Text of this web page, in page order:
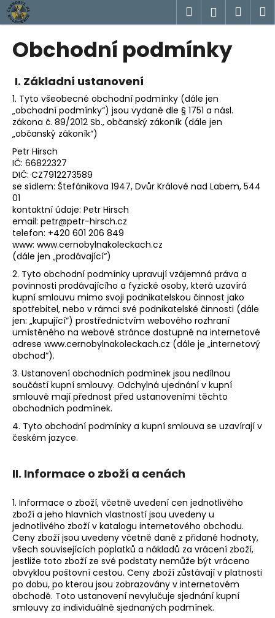
Přejít
na
obsah
Hledat
Obchodní podmínky
I. Základní ustanovení
1. Tyto všeobecné obchodní podmínky (dále jen
„obchodní podmínky“) jsou vydané dle § 1751 a násl.
zákona č. 89/2012 Sb., občanský zákoník (dále jen
„občanský zákoník“)
Petr Hirsch
IČ: 66822327
DIČ: CZ7912273589
se sídlem: Štefánikova 1947, Dvůr Králové nad Labem, 544
01
kontaktní údaje: Petr Hirsch
email: petr@petr-hirsch.cz
telefon: +420 601 206 849
www: www.cernobylnakoleckach.cz
(dále jen „prodávající“)
2. Tyto obchodní podmínky upravují vzájemná práva a
povinnosti prodávajícího a fyzické osoby, která uzavírá
kupní smlouvu mimo svoji podnikatelskou činnost jako
spotřebitel, nebo v rámci své podnikatelské činnosti (dále
jen: „kupující“) prostřednictvím webového rozhraní
umístěného na webové stránce dostupné na internetové
adrese www.cernobylnakoleckach.cz (dále je „internetový
obchod“).
3. Ustanovení obchodních podmínek jsou nedílnou
součástí kupní smlouvy. Odchylná ujednání v kupní
smlouvě mají přednost před ustanoveními těchto
obchodních podmínek.
4. Tyto obchodní podmínky a kupní smlouva se uzavírají v
českém jazyce.
II. Informace o zboží a cenách
1. Informace o zboží, včetně uvedení cen jednotlivého
zboží a jeho hlavních vlastností jsou uvedeny u
jednotlivého zboží v katalogu internetového obchodu.
Ceny zboží jsou uvedeny včetně daně z přidané hodnoty,
všech souvisejících poplatků a nákladů za vrácení zboží,
jestliže toto zboží ze své podstaty nemůže být vráceno
obvyklou poštovní cestou. Ceny zboží zůstávají v platnosti
po dobu, po kterou jsou zobrazovány v internetovém
obchodě. Toto ustanovení nevylučuje sjednání kupní
smlouvy za individuálně sjednaných podmínek.
K
o
o
p
o
t
ř
e
b
u
j
e
t
e
n
a
j
í
t
?